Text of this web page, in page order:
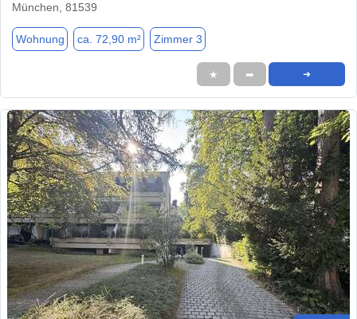
München, 81539
Wohnung ca. 72,90 m² Zimmer 3
★ ➦ ➜